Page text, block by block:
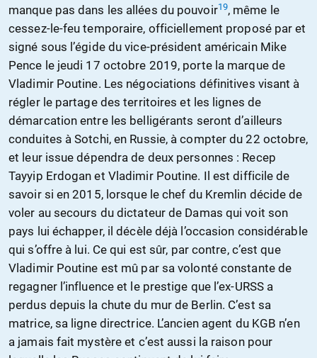
manque pas dans les allées du pouvoir19, même le
cessez-le-feu temporaire, officiellement proposé par et
signé sous l’égide du vice-président américain Mike
Pence le jeudi 17 octobre 2019, porte la marque de
Vladimir Poutine. Les négociations définitives visant à
régler le partage des territoires et les lignes de
démarcation entre les belligérants seront d’ailleurs
conduites à Sotchi, en Russie, à compter du 22 octobre,
et leur issue dépendra de deux personnes : Recep
Tayyip Erdogan et Vladimir Poutine. Il est difficile de
savoir si en 2015, lorsque le chef du Kremlin décide de
voler au secours du dictateur de Damas qui voit son
pays lui échapper, il décèle déjà l’occasion considérable
qui s’offre à lui. Ce qui est sûr, par contre, c’est que
Vladimir Poutine est mû par sa volonté constante de
regagner l’influence et le prestige que l’ex-URSS a
perdus depuis la chute du mur de Berlin. C’est sa
matrice, sa ligne directrice. L’ancien agent du KGB n’en
a jamais fait mystère et c’est aussi la raison pour